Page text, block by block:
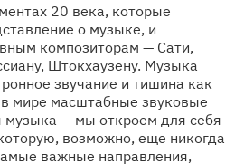
20 века, которые
о музыке, и
композиторам — Сати,
Штокхаузену. Музыка
звучание и тишина как
мире масштабные звуковые
— мы откроем для себя
возможно, еще никогда
важные направления,